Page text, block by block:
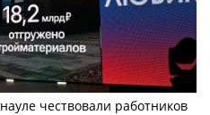
чествовали работников